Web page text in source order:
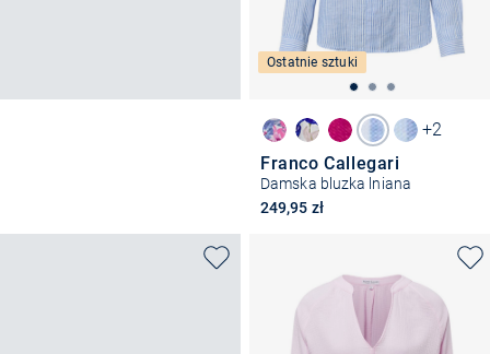
Ostatnie sztuki
+2
Franco Callegari
Damska bluzka lniana
249,95 zł